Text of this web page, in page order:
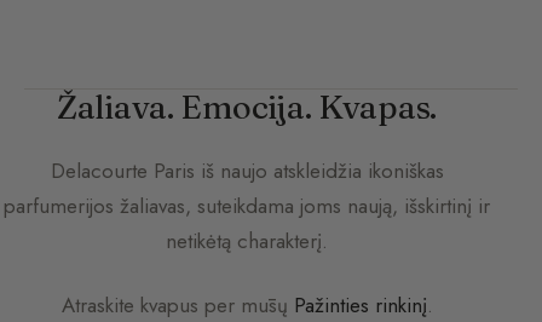
Žaliava. Emocija. Kvapas.
Delacourte Paris iš naujo atskleidžia ikoniškas
parfumerijos žaliavas, suteikdama joms naują, išskirtinį ir
netikėtą charakterį.
Atraskite kvapus per mūsų Pažinties rinkinį.